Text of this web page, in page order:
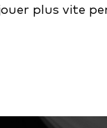
plus vite